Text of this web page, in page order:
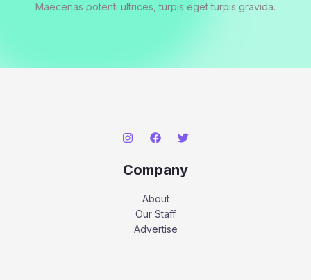
Maecenas potenti ultrices, turpis eget turpis gravida.
Company
About
Our Staff
Advertise